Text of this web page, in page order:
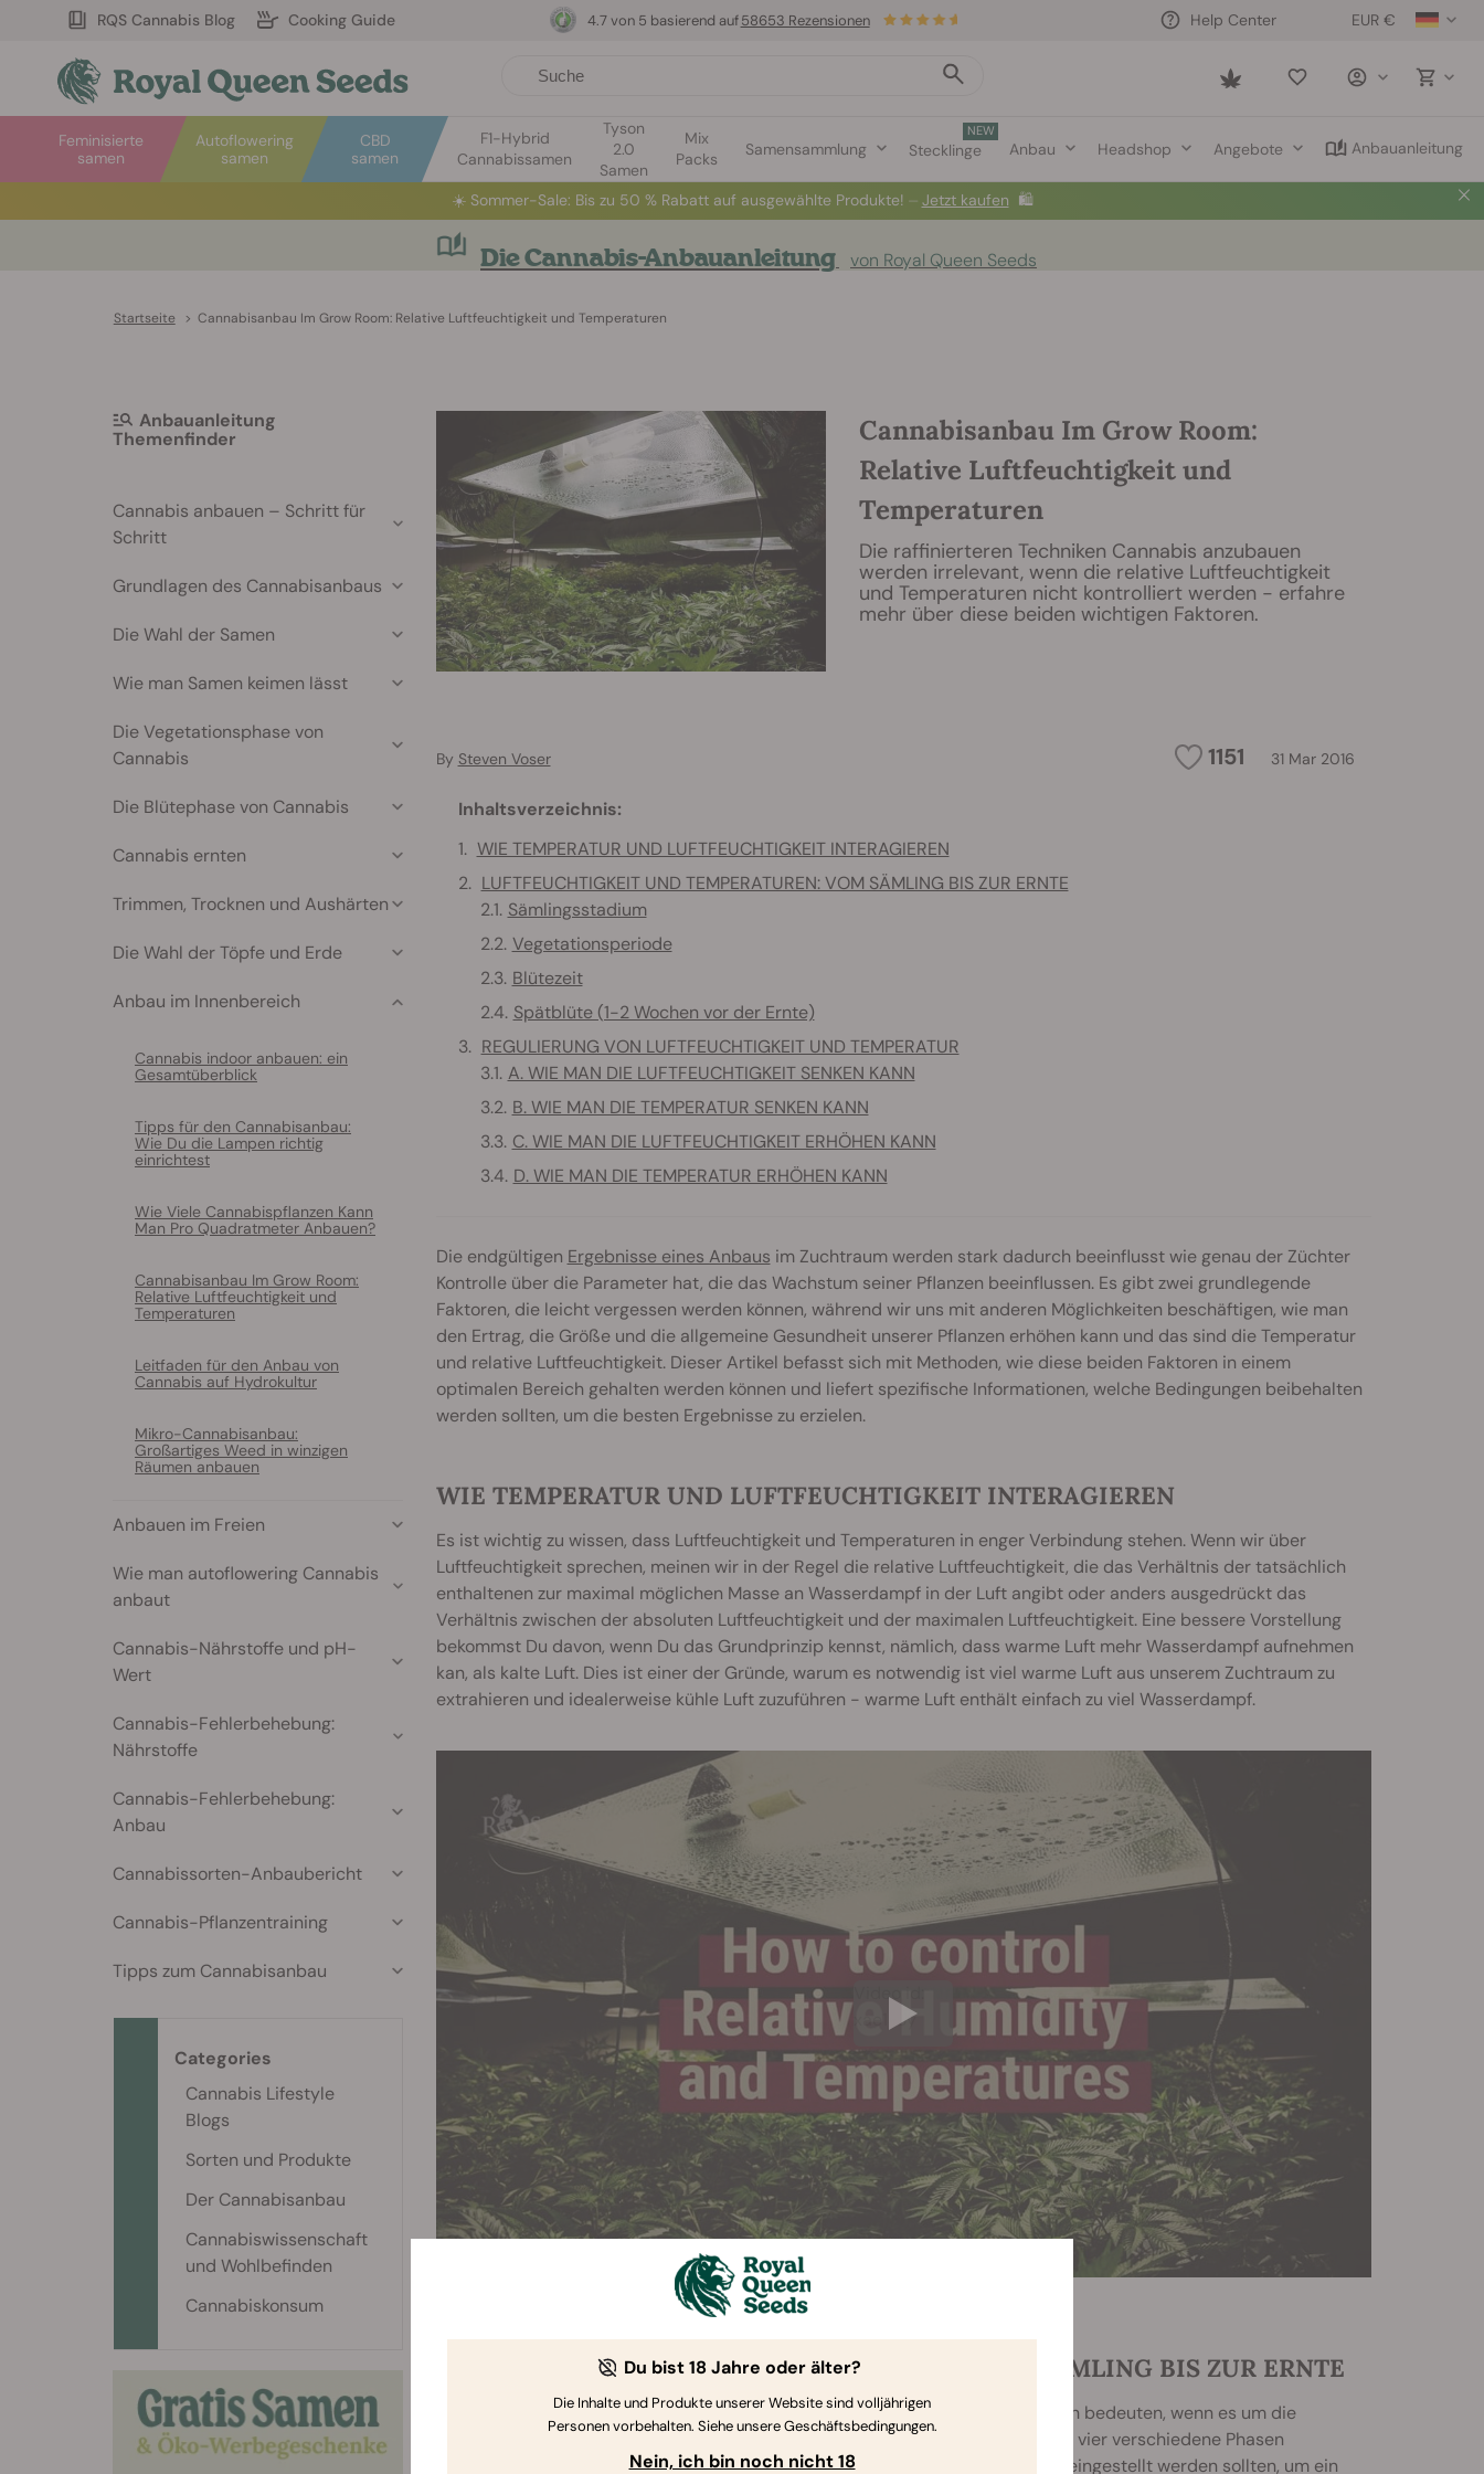
RQS Cannabis Blog Cooking Guide EUR €
Help Center
Saved
Autoflowering
samen
Feminisierte
samen
CBD
samen
F1-Hybrid
Cannabissamen
Tyson
2.0
Samen
Mix
Packs
Samensammlung
NEW
Stecklinge Anbau Headshop Angebote Anbauanleitung
4.7 von 5 basierend auf 58653 Rezensionen
☀️Sommer-Sale: Bis zu 50 % Rabatt auf ausgewählte Produkte! ⏤ Jetzt kaufen 🛍️
Die Cannabis-Anbauanleitung von Royal Queen Seeds
Startseite > Cannabisanbau Im Grow Room: Relative Luftfeuchtigkeit und Temperaturen
Cannabisanbau Im Grow Room:
Relative Luftfeuchtigkeit und
Temperaturen
Die raffinierteren Techniken Cannabis anzubauen
werden irrelevant, wenn die relative Luftfeuchtigkeit
und Temperaturen nicht kontrolliert werden - erfahre
mehr über diese beiden wichtigen Faktoren.
1151 31 Mar 2016
By Steven Voser
Inhaltsverzeichnis:
WIE TEMPERATUR UND LUFTFEUCHTIGKEIT INTERAGIEREN
LUFTFEUCHTIGKEIT UND TEMPERATUREN: VOM SÄMLING BIS ZUR ERNTE
Sämlingsstadium
Vegetationsperiode
Blütezeit
Spätblüte (1-2 Wochen vor der Ernte)
REGULIERUNG VON LUFTFEUCHTIGKEIT UND TEMPERATUR
A. WIE MAN DIE LUFTFEUCHTIGKEIT SENKEN KANN
B. WIE MAN DIE TEMPERATUR SENKEN KANN
C. WIE MAN DIE LUFTFEUCHTIGKEIT ERHÖHEN KANN
D. WIE MAN DIE TEMPERATUR ERHÖHEN KANN
Die endgültigen Ergebnisse eines Anbaus im Zuchtraum werden stark dadurch beeinflusst wie genau der Züchter
Kontrolle über die Parameter hat, die das Wachstum seiner Pflanzen beeinflussen. Es gibt zwei grundlegende
Faktoren, die leicht vergessen werden können, während wir uns mit anderen Möglichkeiten beschäftigen, wie man
den Ertrag, die Größe und die allgemeine Gesundheit unserer Pflanzen erhöhen kann und das sind die Temperatur
und relative Luftfeuchtigkeit. Dieser Artikel befasst sich mit Methoden, wie diese beiden Faktoren in einem
optimalen Bereich gehalten werden können und liefert spezifische Informationen, welche Bedingungen beibehalten
werden sollten, um die besten Ergebnisse zu erzielen.
WIE TEMPERATUR UND LUFTFEUCHTIGKEIT INTERAGIEREN
Es ist wichtig zu wissen, dass Luftfeuchtigkeit und Temperaturen in enger Verbindung stehen. Wenn wir über
Luftfeuchtigkeit sprechen, meinen wir in der Regel die relative Luftfeuchtigkeit, die das Verhältnis der tatsächlich
enthaltenen zur maximal möglichen Masse an Wasserdampf in der Luft angibt oder anders ausgedrückt das
Verhältnis zwischen der absoluten Luftfeuchtigkeit und der maximalen Luftfeuchtigkeit. Eine bessere Vorstellung
bekommst Du davon, wenn Du das Grundprinzip kennst, nämlich, dass warme Luft mehr Wasserdampf aufnehmen
kan, als kalte Luft. Dies ist einer der Gründe, warum es notwendig ist viel warme Luft aus unserem Zuchtraum zu
extrahieren und idealerweise kühle Luft zuzuführen - warme Luft enthält einfach zu viel Wasserdampf.
Video id:
xae1s3y
LUFTFEUCHTIGKEIT UND TEMPERATUREN: VOM SÄMLING BIS ZUR ERNTE
Wir müssen definieren, was Feuchtigkeits- und Temperaturregelung tatsächlich bedeuten, wenn es um die
Aufzucht von Cannabis geht. Es macht Sinn das Leben von Cannabispflanzen in vier verschiedene Phasen
einzuteilen, in denen die Luftfeuchtigkeit und die Temperaturen entsprechend eingestellt werden sollten, um ein
Anbauanleitung
Themenfinder
Cannabis anbauen – Schritt für
Schritt
Grundlagen des Cannabisanbaus
Die Wahl der Samen
Wie man Samen keimen lässt
Die Vegetationsphase von
Cannabis
Die Blütephase von Cannabis
Cannabis ernten
Trimmen, Trocknen und Aushärten
Die Wahl der Töpfe und Erde
Anbau im Innenbereich
Cannabis indoor anbauen: ein
Gesamtüberblick
Tipps für den Cannabisanbau:
Wie Du die Lampen richtig
einrichtest
Wie Viele Cannabispflanzen Kann
Man Pro Quadratmeter Anbauen?
Cannabisanbau Im Grow Room:
Relative Luftfeuchtigkeit und
Temperaturen
Leitfaden für den Anbau von
Cannabis auf Hydrokultur
Mikro-Cannabisanbau:
Großartiges Weed in winzigen
Räumen anbauen
Anbauen im Freien
Wie man autoflowering Cannabis
anbaut
Cannabis-Nährstoffe und pH-
Wert
Cannabis-Fehlerbehebung:
Nährstoffe
Cannabis-Fehlerbehebung:
Anbau
Cannabissorten-Anbaubericht
Cannabis-Pflanzentraining
Tipps zum Cannabisanbau
Categories
Cannabis Lifestyle
Blogs
Sorten und Produkte
Der Cannabisanbau
Cannabiswissenschaft
und Wohlbefinden
Cannabiskonsum
Du bist 18 Jahre oder älter?
Die Inhalte und Produkte unserer Website sind volljährigen
Personen vorbehalten. Siehe unsere Geschäftsbedingungen.
Nein, ich bin noch nicht 18